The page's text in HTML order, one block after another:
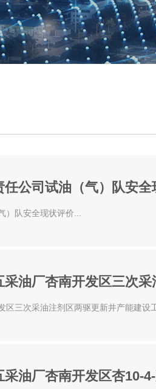
公司试油（气）队安全
队安全现状评价...
油厂杏南开发区三次
三次采油注剂区两驱更新井产能建设
油厂杏南开发区杏10-